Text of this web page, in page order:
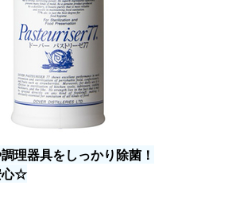
理器具をしっかり除菌！
心☆